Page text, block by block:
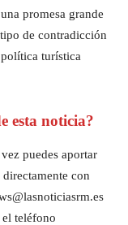
promesa grande
de contradicción
turística
esta noticia?
puedes aportar
con
teléfono